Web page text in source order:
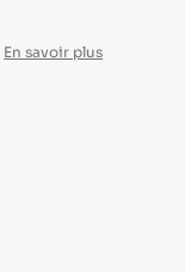
En savoir plus